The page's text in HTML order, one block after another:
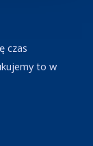
czas
to w